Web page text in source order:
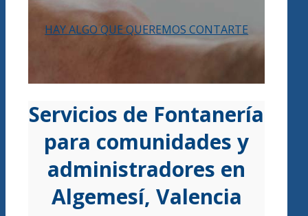
HAY ALGO QUE QUEREMOS CONTARTE
Servicios de Fontanería
para comunidades y
administradores en
Algemesí, Valencia